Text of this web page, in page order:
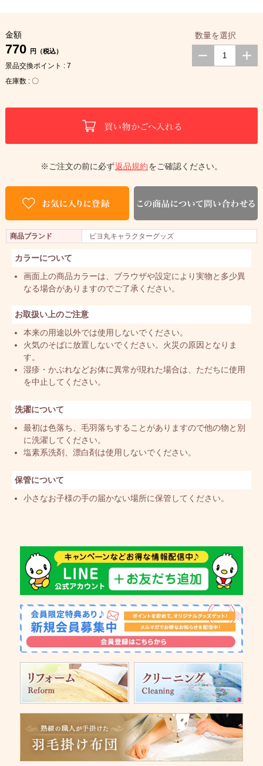
金額
770 円（税込）
景品交換ポイント : 7
在庫数 : 〇
数量を選択
※ご注文の前に必ず返品規約をご確認ください。
商品ブランド ピヨ丸キャラクターグッズ
カラーについて
画面上の商品カラーは、ブラウザや設定により実物と多少異
なる場合がありますのでご了承ください。
お取扱い上のご注意
本来の用途以外では使用しないでください。
火気のそばに放置しないでください。火災の原因となりま
す。
湿疹・かぶれなどお体に異常が現れた場合は、ただちに使用
を中止してください。
洗濯について
最初は色落ち、毛羽落ちすることがありますので他の物と別
に洗濯してください。
塩素系洗剤、漂白剤は使用しないでください。
保管について
小さなお子様の手の届かない場所に保管してください。